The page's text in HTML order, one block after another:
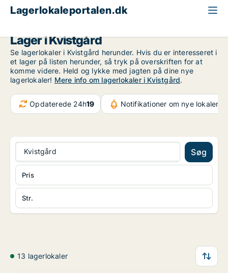
Lagerlokaleportalen.dk
Lager i Kvistgård
Se lagerlokaler i Kvistgård herunder. Hvis du er interesseret i
et lager på listen herunder, så tryk på overskriften for at
komme videre. Held og lykke med jagten på dine nye
lagerlokaler! Mere info om lagerlokaler i Kvistgård.
Opdaterede 24h19 Notifikationer om nye lokaler
Kvistgård Søg
Str.
Pris
13 lagerlokaler